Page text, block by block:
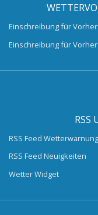
Einschreibung für
Einschreibung für
RSS
RSS Feed
RSS Feed Neuigkeiten
Wetter Widget